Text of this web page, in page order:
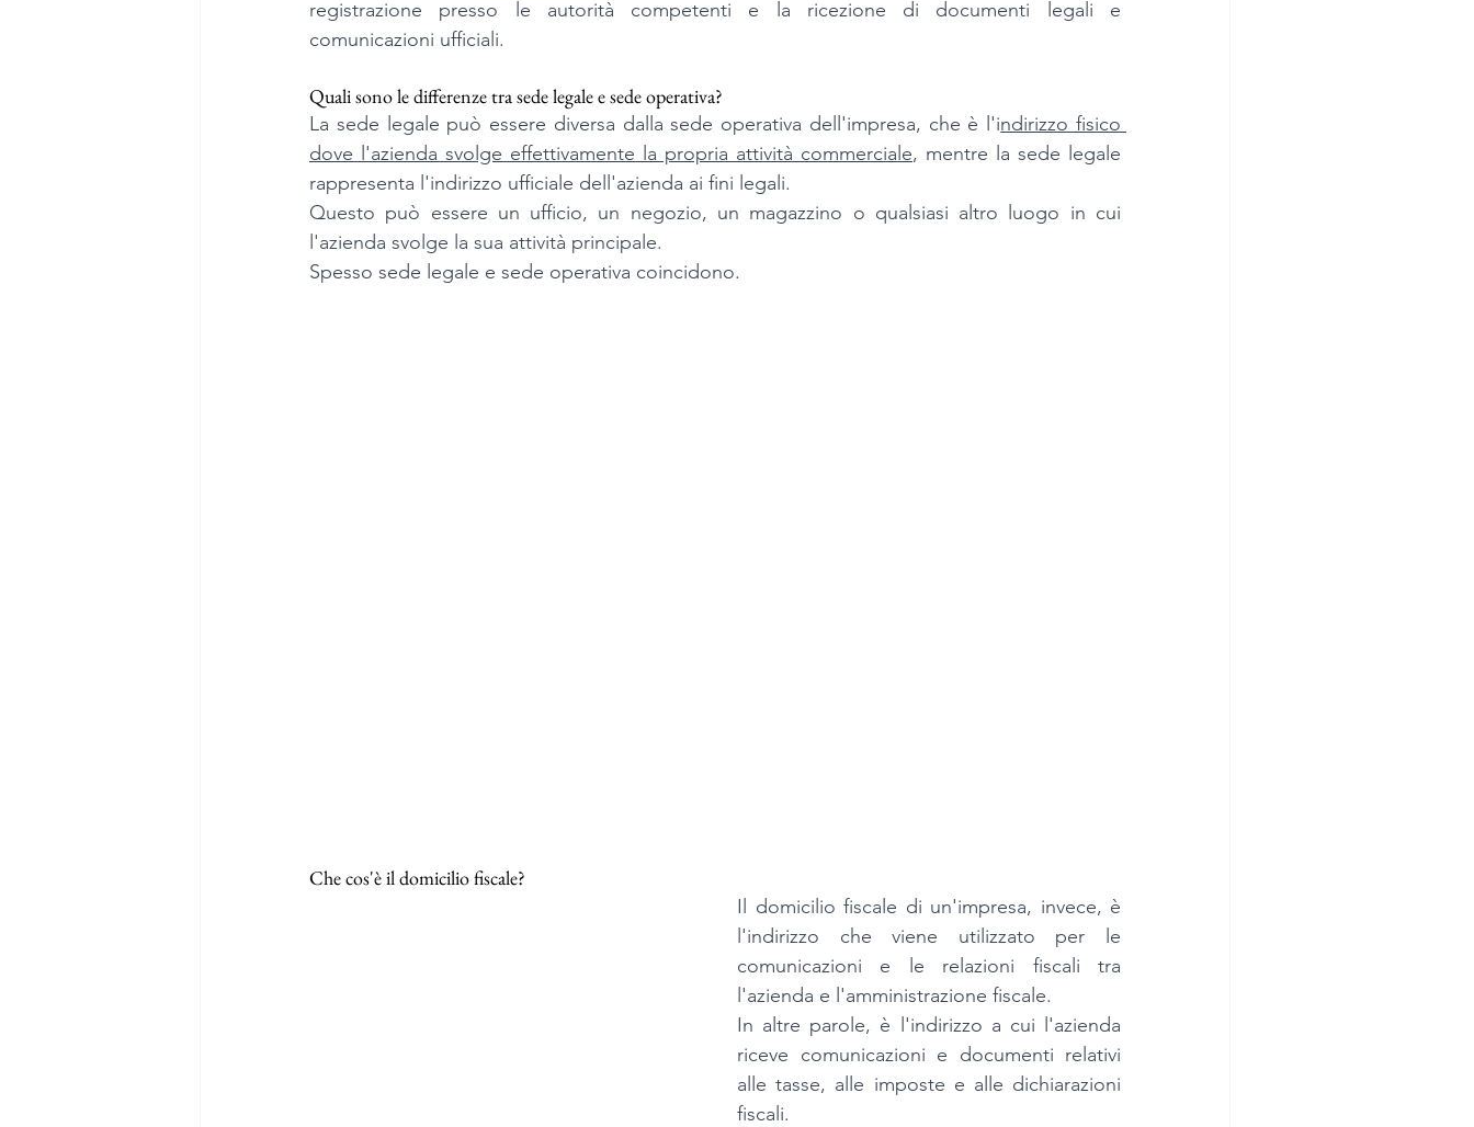
registrazione presso le autorità competenti e la ricezione di documenti legali e
comunicazioni ufficiali.
Quali sono le differenze tra sede legale e sede operativa?
La sede legale può essere diversa dalla sede operativa dell'impresa, che è l'indirizzo fisico
dove l'azienda svolge effettivamente la propria attività commerciale, mentre la sede legale
rappresenta l'indirizzo ufficiale dell'azienda ai fini legali.
Questo può essere un ufficio, un negozio, un magazzino o qualsiasi altro luogo in cui
l'azienda svolge la sua attività principale.
Spesso sede legale e sede operativa coincidono.
Che cos'è il domicilio fiscale?
Il domicilio fiscale di un'impresa, invece, è
l'indirizzo che viene utilizzato per le
comunicazioni e le relazioni fiscali tra
l'azienda e l'amministrazione fiscale.
In altre parole, è l'indirizzo a cui l'azienda
riceve comunicazioni e documenti relativi
alle tasse, alle imposte e alle dichiarazioni
fiscali.